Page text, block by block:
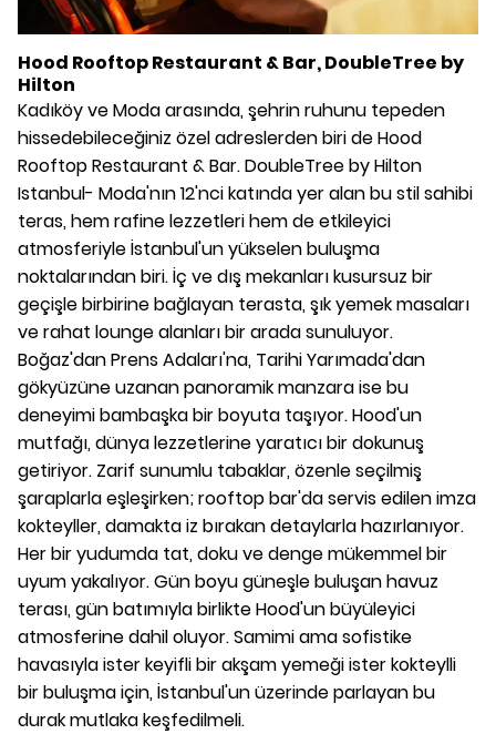
Hood Rooftop Restaurant & Bar, DoubleTree by
Hilton
Kadıköy ve Moda arasında, şehrin ruhunu tepeden
hissedebileceğiniz özel adreslerden biri de Hood
Rooftop Restaurant & Bar. DoubleTree by Hilton
Istanbul- Moda'nın 12'nci katında yer alan bu stil sahibi
teras, hem rafine lezzetleri hem de etkileyici
atmosferiyle İstanbul'un yükselen buluşma
noktalarından biri. İç ve dış mekanları kusursuz bir
geçişle birbirine bağlayan terasta, şık yemek masaları
ve rahat lounge alanları bir arada sunuluyor.
Boğaz'dan Prens Adaları'na, Tarihi Yarımada'dan
gökyüzüne uzanan panoramik manzara ise bu
deneyimi bambaşka bir boyuta taşıyor. Hood'un
mutfağı, dünya lezzetlerine yaratıcı bir dokunuş
getiriyor. Zarif sunumlu tabaklar, özenle seçilmiş
şaraplarla eşleşirken; rooftop bar'da servis edilen imza
kokteyller, damakta iz bırakan detaylarla hazırlanıyor.
Her bir yudumda tat, doku ve denge mükemmel bir
uyum yakalıyor. Gün boyu güneşle buluşan havuz
terası, gün batımıyla birlikte Hood'un büyüleyici
atmosferine dahil oluyor. Samimi ama sofistike
havasıyla ister keyifli bir akşam yemeği ister kokteylli
bir buluşma için, İstanbul'un üzerinde parlayan bu
durak mutlaka keşfedilmeli.